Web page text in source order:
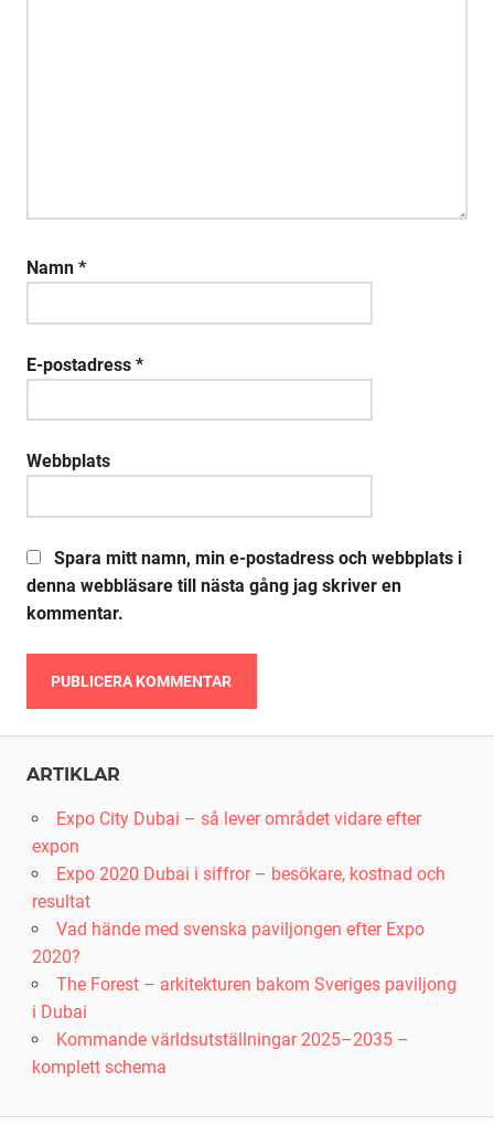
Namn *
E-postadress *
Webbplats
Spara mitt namn, min e-postadress och webbplats i
denna webbläsare till nästa gång jag skriver en
kommentar.
ARTIKLAR
Expo City Dubai – så lever området vidare efter
expon
Expo 2020 Dubai i siffror – besökare, kostnad och
resultat
Vad hände med svenska paviljongen efter Expo
2020?
The Forest – arkitekturen bakom Sveriges paviljong
i Dubai
Kommande världsutställningar 2025–2035 –
komplett schema